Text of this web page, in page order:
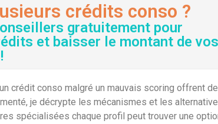
crédits conso ?
gratuitement pour
et baisser le montant de vos
crédit conso malgré un mauvais scoring offrent
je décrypte les mécanismes et les
spécialisées chaque profil peut trouver une